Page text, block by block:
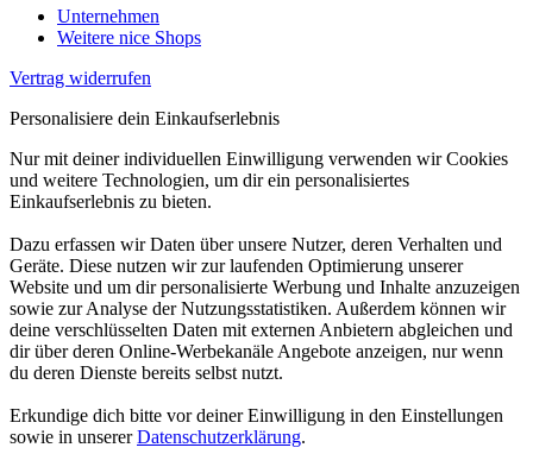
Unternehmen
Weitere nice Shops
Vertrag widerrufen
Personalisiere dein Einkaufserlebnis
Nur mit deiner individuellen Einwilligung verwenden wir Cookies
und weitere Technologien, um dir ein personalisiertes
Einkaufserlebnis zu bieten.
Dazu erfassen wir Daten über unsere Nutzer, deren Verhalten und
Geräte. Diese nutzen wir zur laufenden Optimierung unserer
Website und um dir personalisierte Werbung und Inhalte anzuzeigen
sowie zur Analyse der Nutzungsstatistiken. Außerdem können wir
deine verschlüsselten Daten mit externen Anbietern abgleichen und
dir über deren Online-Werbekanäle Angebote anzeigen, nur wenn
du deren Dienste bereits selbst nutzt.
Erkundige dich bitte vor deiner Einwilligung in den Einstellungen
sowie in unsererDatenschutzerklärung.